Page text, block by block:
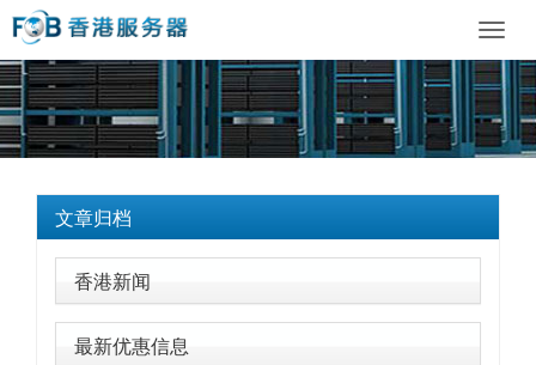
文章归档
香港新闻
最新优惠信息